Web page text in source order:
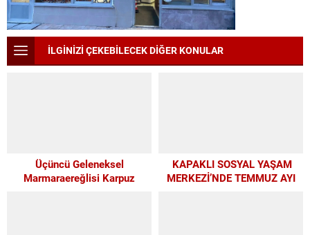
İLGİNİZİ ÇEKEBİLECEK DİĞER KONULAR
Üçüncü Geleneksel
Marmaraereğlisi Karpuz
KAPAKLI SOSYAL YAŞAM
MERKEZİ’NDE TEMMUZ AYI